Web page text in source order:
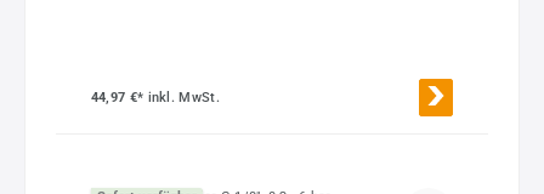
44,97 €* inkl. MwSt.